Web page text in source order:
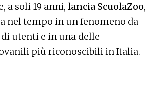
a soli 19 anni, lancia ScuolaZoo,
nel tempo in un fenomeno da
utenti e in una delle
più riconoscibili in Italia.